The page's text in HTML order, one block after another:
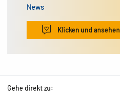
News
Klicken und ansehen
Gehe direkt zu: